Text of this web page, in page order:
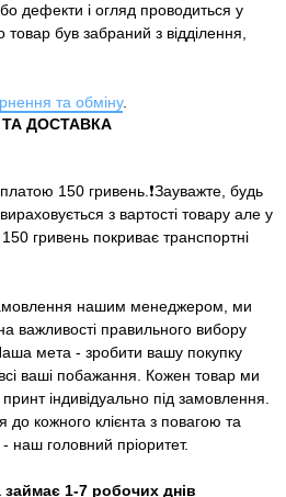
дефекти і огляд проводиться у
товар був забраний з відділення,
та обміну.
ДОСТАВКА
150 гривень.❗️Зауважте, будь
з вартості товару але у
гривень покриває транспортні
нашим менеджером, ми
важливості правильного вибору
мета - зробити вашу покупку
ваші побажання. Кожен товар ми
індивідуально під замовлення.
до кожного клієнта з повагою та
наш головний пріоритет.
1-7 робочих днів